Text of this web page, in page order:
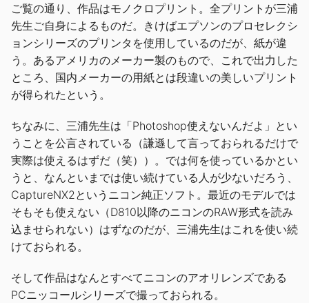
ご覧の通り、作品はモノクロプリント。全プリントが三浦
先生ご自身によるものだ。きけばエプソンのプロセレクシ
ョンシリーズのプリンタを使用しているのだが、紙が違
う。あるアメリカのメーカー製のもので、これで出力した
ところ、国内メーカーの用紙とは段違いの美しいプリント
が得られたという。
ちなみに、三浦先生は「Photoshop使えないんだよ」とい
うことを公言されている（謙遜して言っておられるだけで
実際は使えるはずだ（笑））。では何を使っているかとい
うと、なんといまでは使い続けている人が少ないだろう、
CaptureNX2というニコン純正ソフト。最近のモデルでは
そもそも使えない（D810以降のニコンのRAW形式を読み
込ませられない）はずなのだが、三浦先生はこれを使い続
けておられる。
そして作品はなんとすべてニコンのアオリレンズである
PCニッコールシリーズで撮っておられる。